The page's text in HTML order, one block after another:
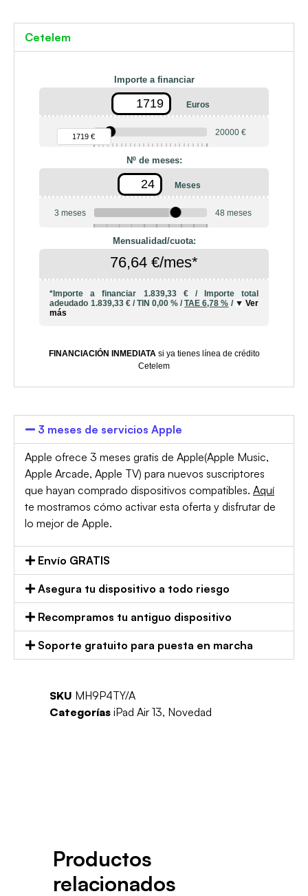
Cetelem
Importe a financiar
Euros
90 €
1719 € 20000 €
Nº de meses:
Meses
3 meses 48 meses
Mensualidad/cuota:
76,64 €/mes*
*Importe a financiar 1.839,33 € / Importe total
adeudado 1.839,33 €/TIN 0,00 % /TAE6,78 % /
Ver
más
FINANCIACIÓN INMEDIATAsi ya tienes línea de crédito
Cetelem
3 meses de servicios Apple
Apple ofrece 3 meses gratis de Apple(Apple Music,
Apple Arcade, Apple TV) para nuevos suscriptores
que hayan comprado dispositivos compatibles. Aquí
te mostramos cómo activar esta oferta y disfrutar de
lo mejor de Apple.
Envío GRATIS
Asegura tu dispositivo a todo riesgo
Recompramos tu antiguo dispositivo
Soporte gratuito para puesta en marcha
SKU MH9P4TY/A
Categorías iPad Air 13, Novedad
Productos
relacionados